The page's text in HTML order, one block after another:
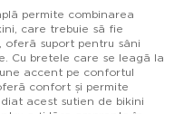
permite combinarea
care trebuie să fie
suport pentru sâni
Cu bretele care se leagă la
accent pe confortul
confort și permite
acest sutien de bikini